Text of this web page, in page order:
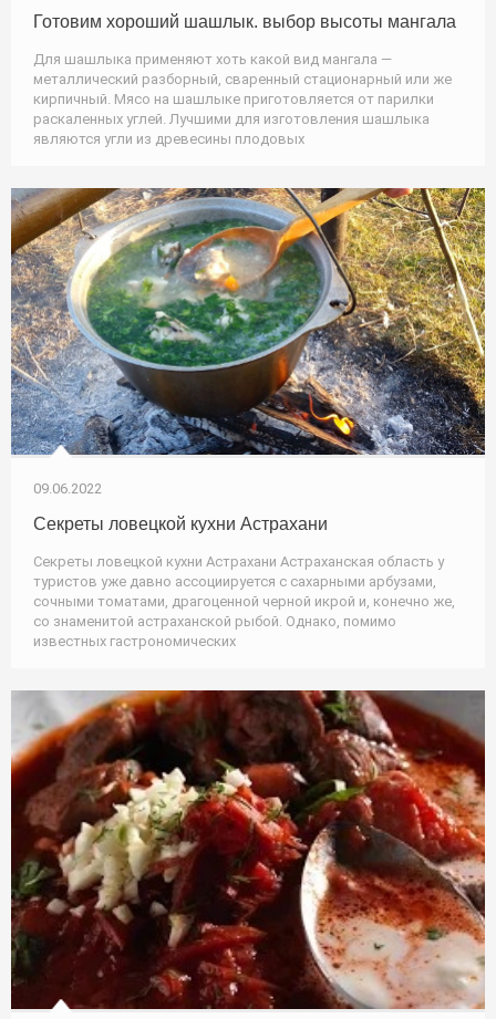
Готовим хороший шашлык. выбор высоты мангала
Для шашлыка применяют хоть какой вид мангала —
металлический разборный, сваренный стационарный или же
кирпичный. Мясо на шашлыке приготовляется от парилки
раскаленных углей. Лучшими для изготовления шашлыка
являются угли из древесины плодовых
09.06.2022
Секреты ловецкой кухни Астрахани
Секреты ловецкой кухни Астрахани Астраханская область у
туристов уже давно ассоциируется с сахарными арбузами,
сочными томатами, драгоценной черной икрой и, конечно же,
со знаменитой астраханской рыбой. Однако, помимо
известных гастрономических